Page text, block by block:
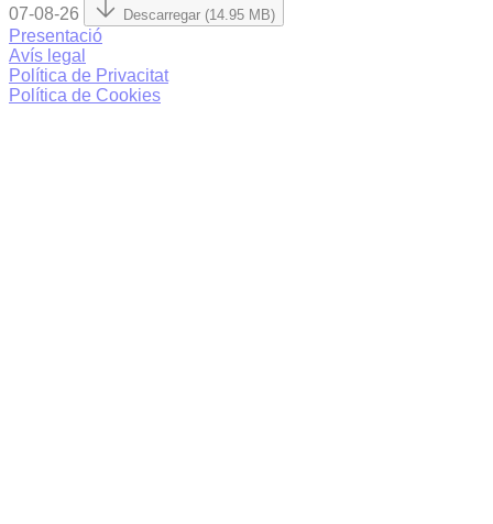
07-08-26 Descarregar (14.95 MB)
Presentació
Avís legal
Política de Privacitat
Política de Cookies